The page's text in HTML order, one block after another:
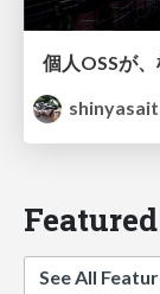
個人OSSが
Featured
See All